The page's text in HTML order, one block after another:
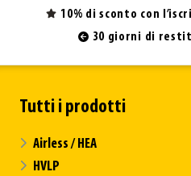
10% di sconto con
30 giorni di
Tutti i prodotti
Airless / HEA
HVLP